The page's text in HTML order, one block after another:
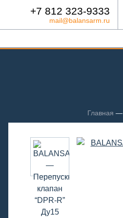
+7 812 323-9333
mail@balansarm.ru
Главная —